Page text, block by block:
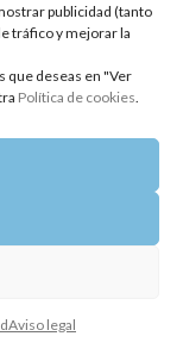
publicidad (tanto
tráfico y mejorar la
que deseas en "Ver
Política de cookies.
Aviso legal
de cookies